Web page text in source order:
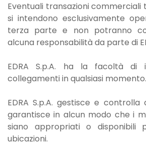
Eventuali transazioni commerciali
si intendono esclusivamente
terza parte e non potranno
alcuna responsabilità da parte di
EDRA S.p.A. ha la facoltà di
collegamenti in qualsiasi momento.
EDRA S.p.A. gestisce e
garantisce in alcun modo che i
siano appropriati o disponibili
ubicazioni.